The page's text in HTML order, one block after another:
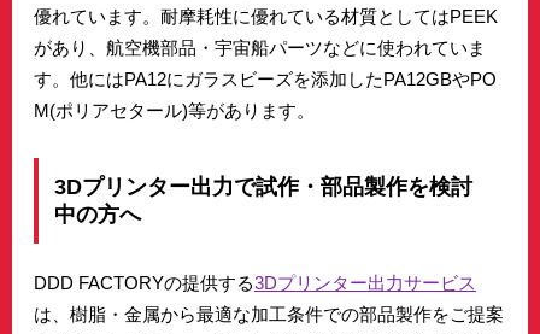
優れています。耐摩耗性に優れている材質としてはPEEK
があり、航空機部品・宇宙船パーツなどに使われていま
す。他にはPA12にガラスビーズを添加したPA12GBやPO
M(ポリアセタール)等があります。
3Dプリンター出力で試作・部品製作を検討
中の方へ
DDD FACTORYの提供する3Dプリンター出力サービス
は、樹脂・金属から最適な加工条件での部品製作をご提案